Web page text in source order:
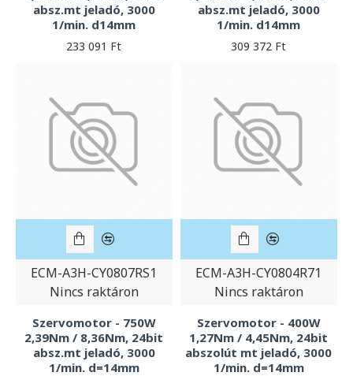
absz.mt jeladó, 3000
1/min. d14mm
233 091 Ft
absz.mt jeladó, 3000
1/min. d14mm
309 372 Ft
ECM-A3H-CY0807RS1
Nincs raktáron
Szervomotor - 750W
2,39Nm / 8,36Nm, 24bit
absz.mt jeladó, 3000
1/min. d=14mm
ECM-A3H-CY0804R71
Nincs raktáron
Szervomotor - 400W
1,27Nm / 4,45Nm, 24bit
abszolút mt jeladó, 3000
1/min. d=14mm